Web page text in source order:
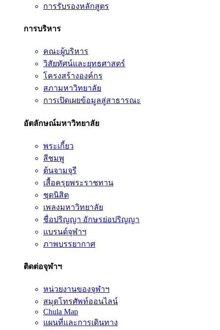
การรับรองหลักสูตร
การบริหาร
คณะผู้บริหาร
วิสัยทัศน์และยุทธศาสตร์
โครงสร้างองค์กร
สภามหาวิทยาลัย
การเปิดเผยข้อมูลสู่สาธารณะ
อัตลักษณ์มหาวิทยาลัย
พระเกี้ยว
สีชมพู
ต้นจามจุรี
เสื้อครุยพระราชทาน
ชุดนิสิต
เพลงมหาวิทยาลัย
ชื่อปริญญา อักษรย่อปริญญา
แบรนด์จุฬาฯ
ภาพบรรยากาศ
ติดต่อจุฬาฯ
หน่วยงานของจุฬาฯ
สมุดโทรศัพท์ออนไลน์
Chula Map
แผนที่และการเดินทาง